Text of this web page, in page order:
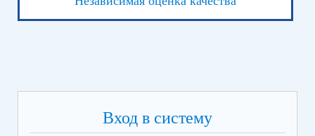
Вход в систему